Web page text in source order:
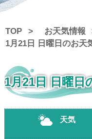
TOP
お天気情報
1月21日 日曜日のお天
1月21日 日曜日
天気